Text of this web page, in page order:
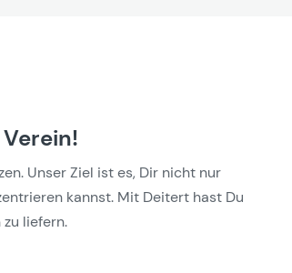
Unser Ziel ist es, Dir nicht nur
kannst. Mit Deitert hast Du
liefern.